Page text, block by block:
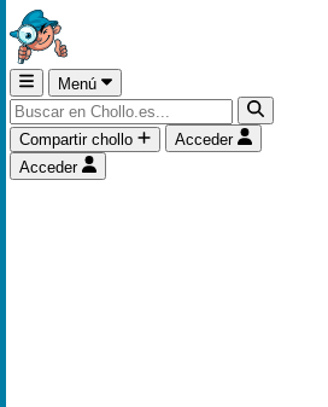
Menú
Compartir chollo
Acceder
Acceder